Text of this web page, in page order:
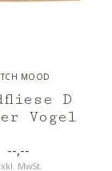
MOOD
D
Vogel
--,--
MwSt.